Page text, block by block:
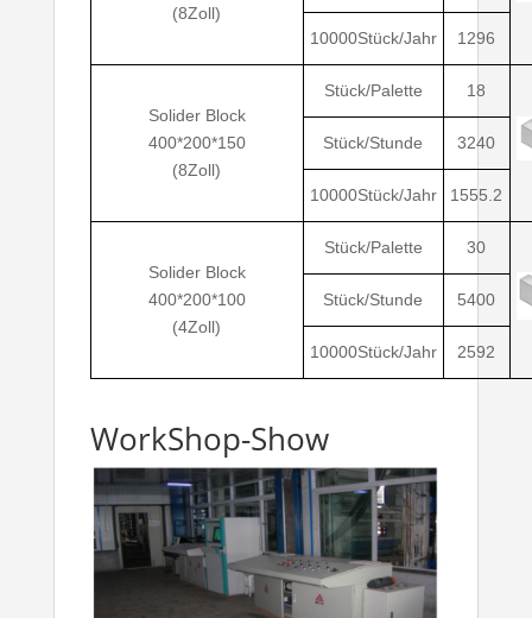
(8Zoll)
10000Stück/Jahr 1296
Solider Block
400*200*150
(8Zoll)
Stück/Palette 18
Stück/Stunde 3240
10000Stück/Jahr 1555.2
Solider Block
400*200*100
(4Zoll)
Stück/Palette 30
Stück/Stunde 5400
10000Stück/Jahr 2592
WorkShop-Show